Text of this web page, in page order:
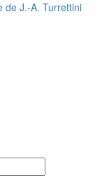
deJ.-A. Turrettini